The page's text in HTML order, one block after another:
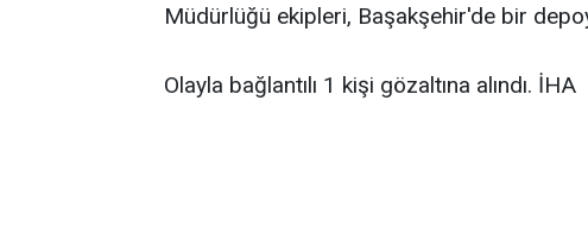
Müdürlüğü ekipleri, Başakşehir'de bir
Olayla bağlantılı 1 kişi gözaltına alındı. İHA